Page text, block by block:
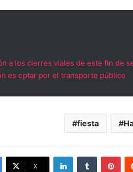
a los cierres viales de este fin de
es optar por el transporte público
fiesta
X
LinkedInTumblr